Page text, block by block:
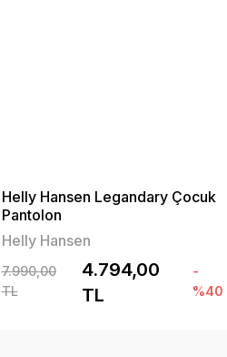
Helly Hansen Legandary Çocuk
Pantolon
Helly Hansen
7.990,00
TL
4.794,00
TL
-
%40